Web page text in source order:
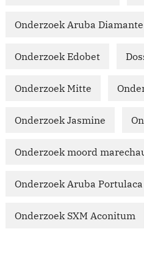
Onderzoek Aruba Diamante
Onderzoek Edobet
Onderzoek Mitte
Onderzoek Jasmine
Onderzoek moord
Onderzoek Aruba Portulaca
Onderzoek SXM Aconitum